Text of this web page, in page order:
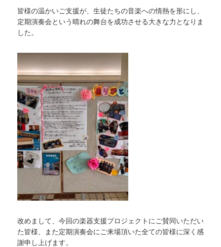
皆様の温かいご支援が、生徒たちの音楽への情熱を形にし、
定期演奏会という晴れの舞台を成功させる大きな力となりま
した。
改めまして、今回の楽器支援プロジェクトにご賛同いただい
た皆様、また定期演奏会にご来場頂いた全ての皆様に深く感
謝申し上げます。